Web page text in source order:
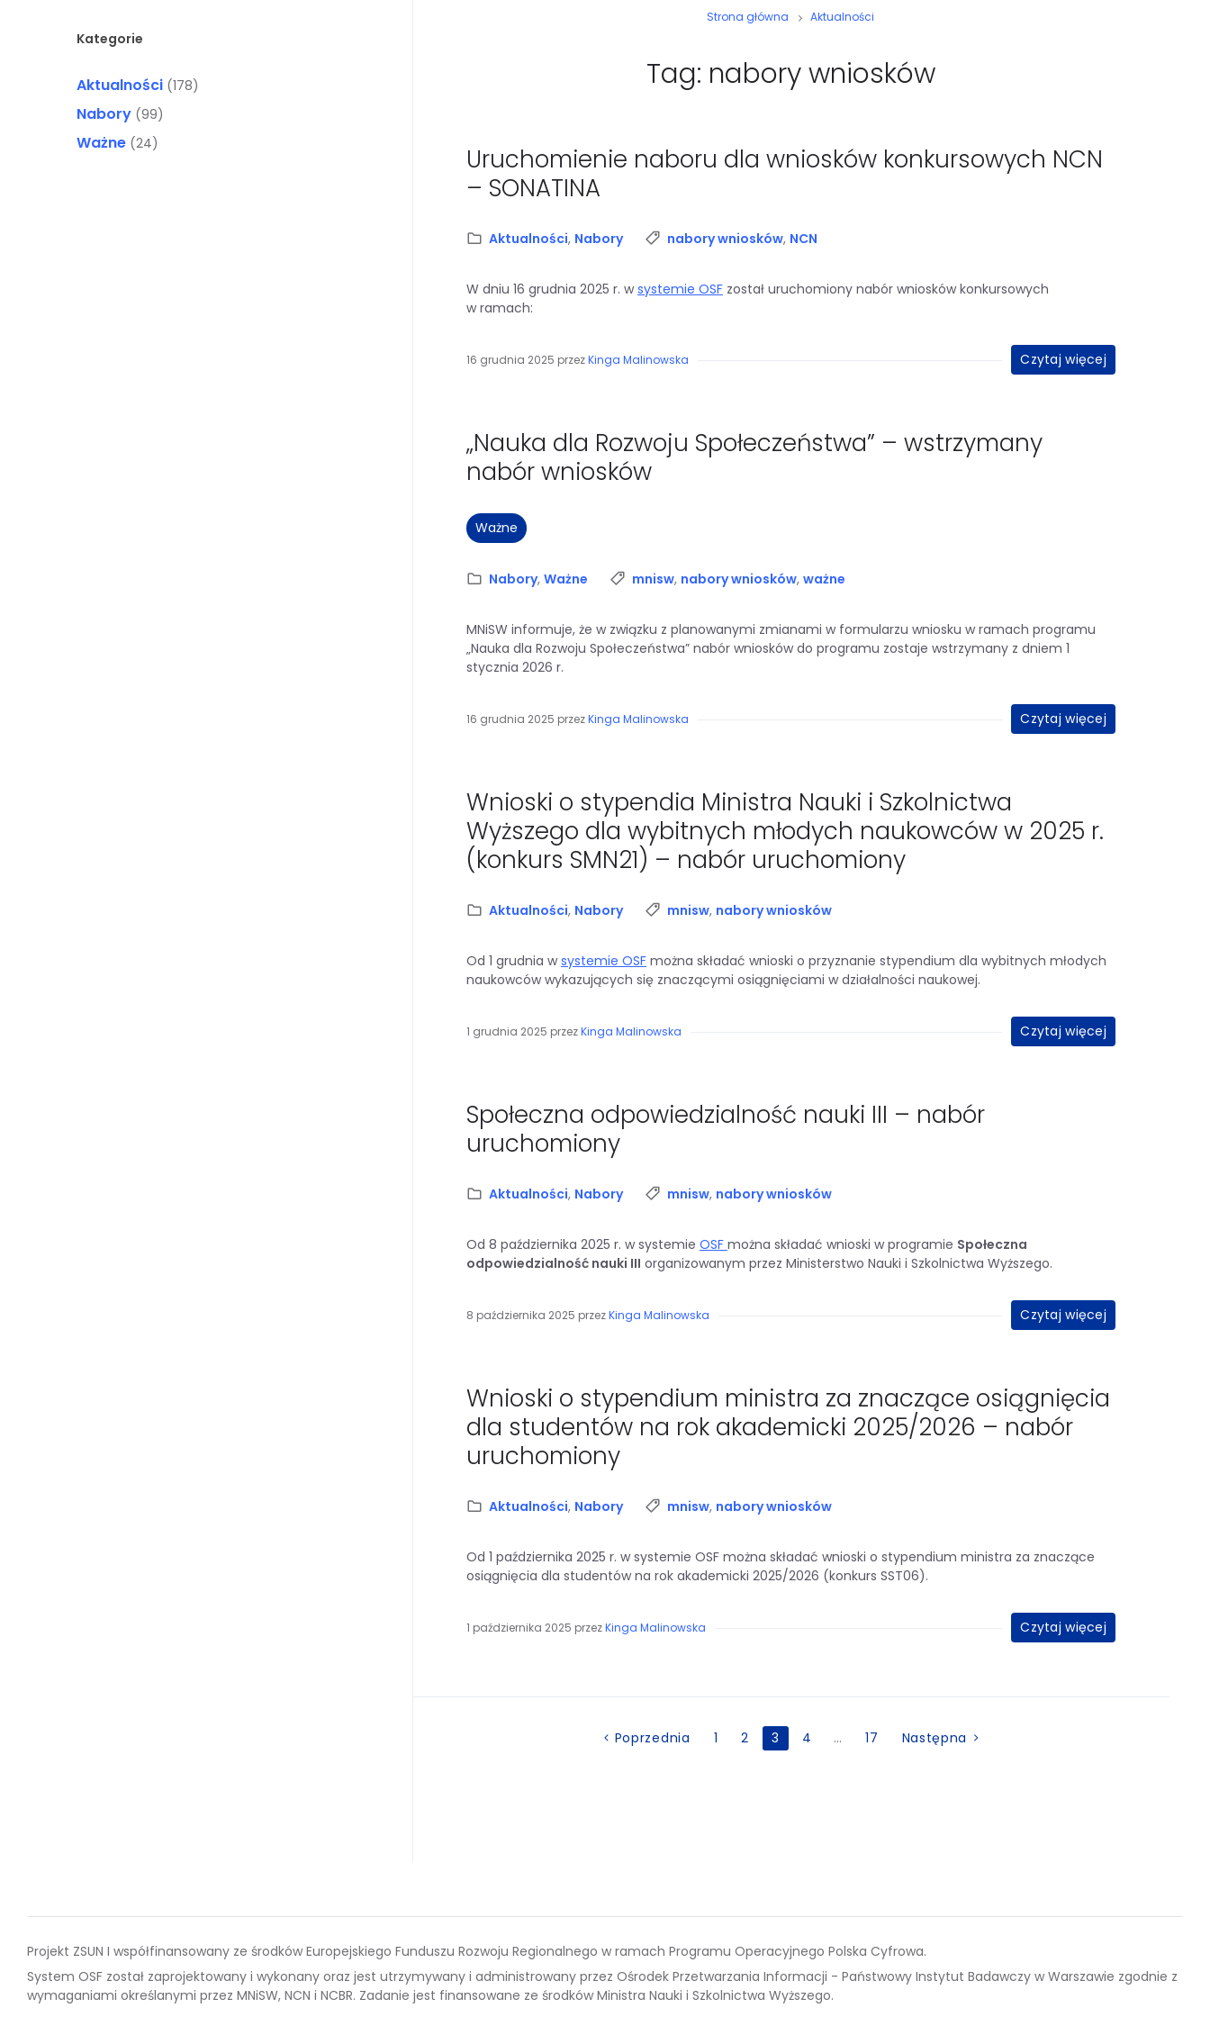
Kategorie
Aktualności (178)
Nabory (99)
Ważne (24)
Strona główna Aktualności
Tag: nabory wniosków
Uruchomienie naboru dla wniosków konkursowych NCN
– SONATINA
Kategoria:
Aktualności, Nabory Tagi:
nabory wniosków, NCN
W dniu 16 grudnia 2025 r. wsystemie OSFzostał uruchomiony nabór wniosków konkursowych
w ramach:
16 grudnia 2025 przezKinga Malinowska Czytaj więcej
„Nauka dla Rozwoju Społeczeństwa” – wstrzymany
nabór wniosków
Ważne
Kategoria:
Nabory, Ważne Tagi:
mnisw, nabory wniosków, ważne
MNiSW informuje, że w związku z planowanymi zmianami w formularzu wniosku w ramach programu
„Nauka dla Rozwoju Społeczeństwa” nabór wniosków do programu zostaje wstrzymany z dniem 1
stycznia 2026 r.
16 grudnia 2025 przezKinga Malinowska Czytaj więcej
Wnioski o stypendia Ministra Nauki i Szkolnictwa
Wyższego dla wybitnych młodych naukowców w 2025 r.
(konkurs SMN21) – nabór uruchomiony
Kategoria:
Aktualności, Nabory Tagi:
mnisw, nabory wniosków
Od 1 grudnia wsystemie OSFmożna składać wnioski o przyznanie stypendium dla wybitnych młodych
naukowców wykazujących się znaczącymi osiągnięciami w działalności naukowej.
1 grudnia 2025 przezKinga Malinowska Czytaj więcej
Społeczna odpowiedzialność nauki III – nabór
uruchomiony
Kategoria:
Aktualności, Nabory Tagi:
mnisw, nabory wniosków
Od 8 października 2025 r. w systemie OSF można składać wnioski w programie Społeczna
odpowiedzialność nauki III organizowanym przez Ministerstwo Nauki i Szkolnictwa Wyższego.
8 października 2025 przezKinga Malinowska Czytaj więcej
Wnioski o stypendium ministra za znaczące osiągnięcia
dla studentów na rok akademicki 2025/2026 – nabór
uruchomiony
Kategoria:
Aktualności, Nabory Tagi:
mnisw, nabory wniosków
Od 1 października 2025 r. w systemie OSF można składać wnioski o stypendium ministra za znaczące
osiągnięcia dla studentów na rok akademicki 2025/2026 (konkurs SST06).
1 października 2025 przezKinga Malinowska Czytaj więcej
Poprzednia 1 2 3 4 … 17 Następna
Projekt ZSUN I współfinansowany ze środków Europejskiego Funduszu Rozwoju Regionalnego w ramach Programu Operacyjnego Polska Cyfrowa.
System OSF został zaprojektowany i wykonany oraz jest utrzymywany i administrowany przez Ośrodek Przetwarzania Informacji - Państwowy Instytut Badawczy w Warszawie zgodnie z
wymaganiami określanymi przez MNiSW, NCN i NCBR. Zadanie jest finansowane ze środków Ministra Nauki i Szkolnictwa Wyższego.